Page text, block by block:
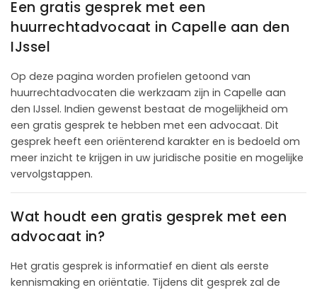
Een gratis gesprek met een
huurrechtadvocaat in Capelle aan den
IJssel
Op deze pagina worden profielen getoond van
huurrechtadvocaten die werkzaam zijn in Capelle aan
den IJssel. Indien gewenst bestaat de mogelijkheid om
een gratis gesprek te hebben met een advocaat. Dit
gesprek heeft een oriënterend karakter en is bedoeld om
meer inzicht te krijgen in uw juridische positie en mogelijke
vervolgstappen.
Wat houdt een gratis gesprek met een
advocaat in?
Het gratis gesprek is informatief en dient als eerste
kennismaking en oriëntatie. Tijdens dit gesprek zal de